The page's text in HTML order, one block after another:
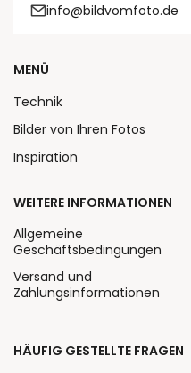
info@bildvomfoto.de
MENÜ
Technik
Bilder von Ihren Fotos
Inspiration
WEITERE INFORMATIONEN
Allgemeine
Geschäftsbedingungen
Versand und
Zahlungsinformationen
HÄUFIG GESTELLTE FRAGEN